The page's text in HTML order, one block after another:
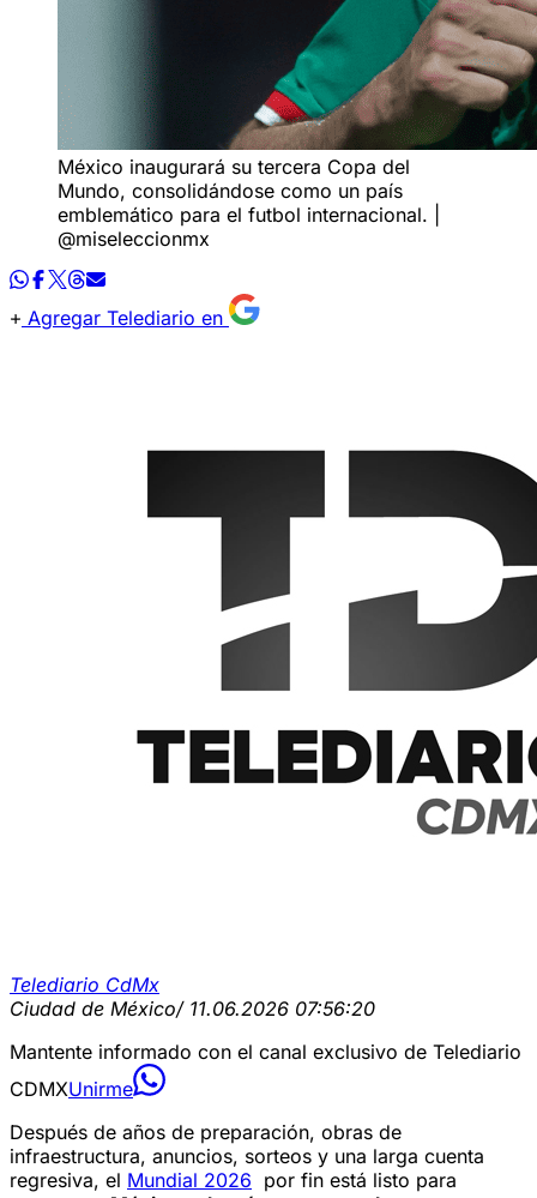
México inaugurará su tercera Copa del
Mundo, consolidándose como un país
emblemático para el futbol internacional. |
@miseleccionmx
Agregar Telediario en
Telediario CdMx
Ciudad de México/ 11.06.2026 07:56:20
Mantente informado con el canal exclusivo de Telediario
CDMXUnirme
Después de años de preparación, obras de
infraestructura, anuncios, sorteos y una larga cuenta
regresiva, el Mundial 2026 por fin está listo para